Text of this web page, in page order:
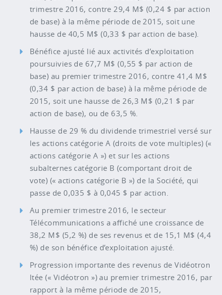
trimestre 2016, contre 29,4 M$ (0,24 $ par action
de base) à la même période de 2015, soit une
hausse de 40,5 M$ (0,33 $ par action de base).
Bénéfice ajusté lié aux activités d’exploitation
poursuivies de 67,7 M$ (0,55 $ par action de
base) au premier trimestre 2016, contre 41,4 M$
(0,34 $ par action de base) à la même période de
2015, soit une hausse de 26,3 M$ (0,21 $ par
action de base), ou de 63,5 %.
Hausse de 29 % du dividende trimestriel versé sur
les actions catégorie A (droits de vote multiples) («
actions catégorie A ») et sur les actions
subalternes catégorie B (comportant droit de
vote) (« actions catégorie B ») de la Société, qui
passe de 0,035 $ à 0,045 $ par action.
Au premier trimestre 2016, le secteur
Télécommunications a affiché une croissance de
38,2 M$ (5,2 %) de ses revenus et de 15,1 M$ (4,4
%) de son bénéfice d’exploitation ajusté.
Progression importante des revenus de Vidéotron
ltée (« Vidéotron ») au premier trimestre 2016, par
rapport à la même période de 2015,